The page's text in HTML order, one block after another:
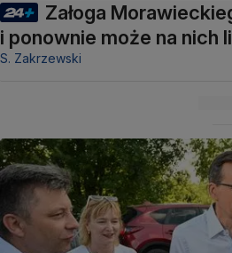
Załoga
i ponownie może na nich
S. Zakrzewski